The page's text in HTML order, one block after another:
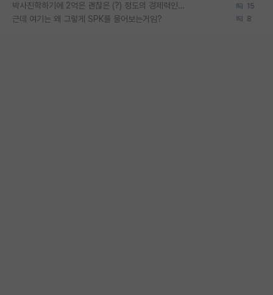
박사진학하기에 2억은 괜찮은 (?) 정도의 경제력인가요 15
근데 여기는 왜 그렇게 SPK를 물어보는거임? 8